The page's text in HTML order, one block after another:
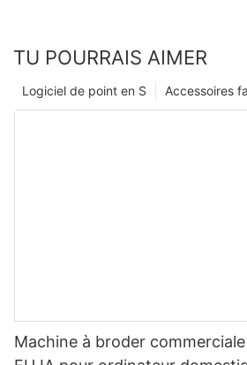
TU POURRAIS AIMER
Accessoires
Logiciel de point en S
Machine à broder